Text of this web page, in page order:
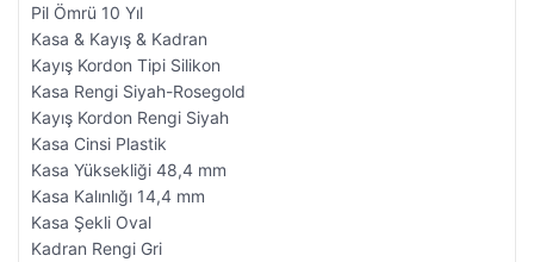
Pil Ömrü 10 Yıl
Kasa & Kayış & Kadran
Kayış Kordon Tipi Silikon
Kasa Rengi Siyah-Rosegold
Kayış Kordon Rengi Siyah
Kasa Cinsi Plastik
Kasa Yüksekliği 48,4 mm
Kasa Kalınlığı 14,4 mm
Kasa Şekli Oval
Kadran Rengi Gri